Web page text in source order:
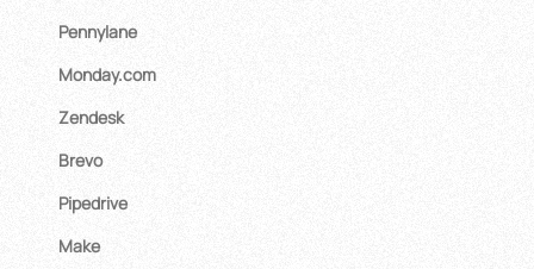
Pennylane
Monday.com
Zendesk
Brevo
Pipedrive
Make